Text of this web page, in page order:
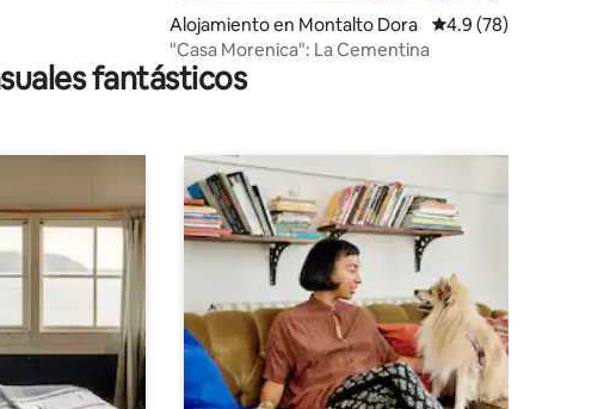
Alojamiento en Montalto Dora Calificación
4.9 (78)
"Casa Morenica": La Cementina
fantásticos